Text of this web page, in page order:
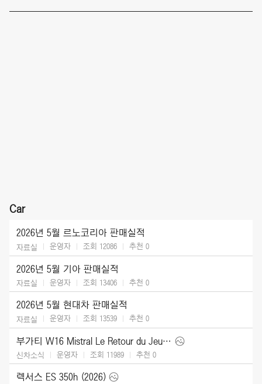
Car
2026년 5월 르노코리아 판매실적
자료실 운영자 조회 12086 추천 0
2026년 5월 기아 판매실적
자료실 운영자 조회 13406 추천 0
2026년 5월 현대차 판매실적
자료실 운영자 조회 13539 추천 0
부가티 W16 Mistral Le Retour du Jeune Prince (2026)
신차소식 운영자 조회 11989 추천 0
렉서스 ES 350h (2026)